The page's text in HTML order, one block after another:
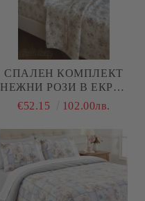
СПАЛЕН КОМПЛЕКТ
НЕЖНИ РОЗИ В ЕКРЮ,
100% НАТУРАЛЕН
ЧАСТИ
€52.15 102.00лв.